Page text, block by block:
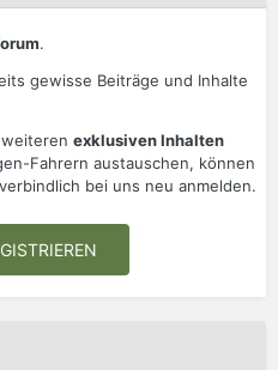
.
gewisse Beiträge und Inhalte
exklusiven Inhalten
Fahrern austauschen, können
bei uns neu anmelden.